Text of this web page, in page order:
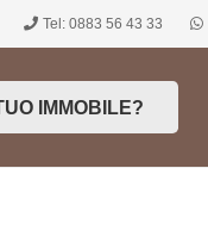
Tel: 0883 56 43 33
IMMOBILE?